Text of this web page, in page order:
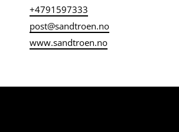
+4791597333
post@sandtroen.no
www.sandtroen.no